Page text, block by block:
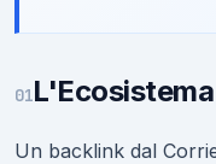
01
Un backlink dal